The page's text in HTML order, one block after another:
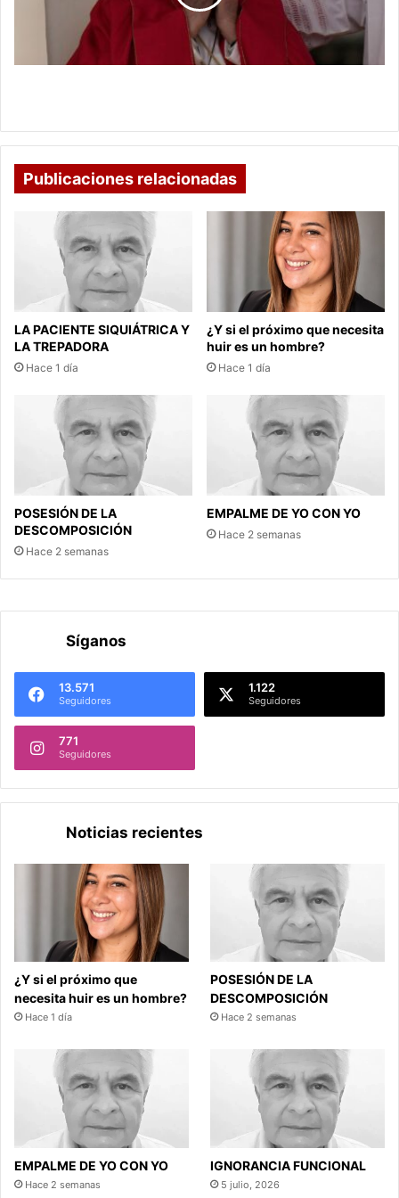
sobre
Publicaciones relacionadas
LA PACIENTE SIQUIÁTRICA Y
LA TREPADORA
Hace 1 día
¿Y si el próximo que necesita
huir es un hombre?
Hace 1 día
POSESIÓN DE LA
DESCOMPOSICIÓN
Hace 2 semanas
EMPALME DE YO CON YO
Hace 2 semanas
Síganos
13.571
Seguidores
1.122
Seguidores
771
Seguidores
Noticias recientes
¿Y si el próximo que
necesita huir es un hombre?
Hace 1 día
POSESIÓN DE LA
DESCOMPOSICIÓN
Hace 2 semanas
EMPALME DE YO CON YO
Hace 2 semanas
IGNORANCIA FUNCIONAL
5 julio, 2026